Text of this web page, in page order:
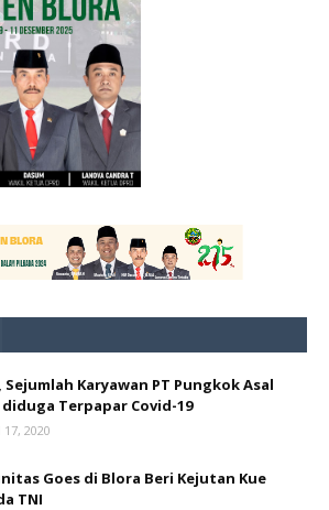
Sejumlah Karyawan PT Pungkok Asal
Terpapar Covid-19
2020
Goes di Blora Beri Kejutan Kue
TNI